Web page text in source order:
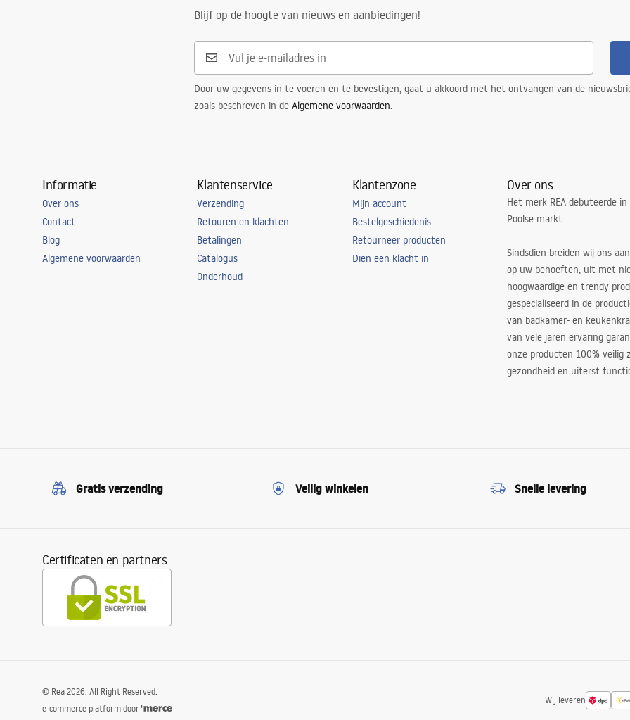
Blijf op de hoogte van nieuws en aanbiedingen!
Door uw gegevens in te voeren en te bevestigen, gaat u akkoord met het ontvangen van de
zoals beschreven in de Algemene voorwaarden.
Informatie
Over ons
Contact
Blog
Algemene voorwaarden
Klantenservice
Verzending
Retouren en klachten
Betalingen
Catalogus
Onderhoud
Klantenzone
Mijn account
Bestelgeschiedenis
Retourneer producten
Dien een klacht in
Over ons
Het merk REA debuteerde
Poolse markt.
Sindsdien breiden wij ons
op uw behoeften, uit met
hoogwaardige en trendy
gespecialiseerd in de
van badkamer- en
van vele jaren ervaring
onze producten 100% veilig
gezondheid en uiterst
Gratis verzending Veilig winkelen Snelle levering
Certificaten en partners
Wij leveren
© Rea 2026. All Right Reserved.
e-commerce platform door